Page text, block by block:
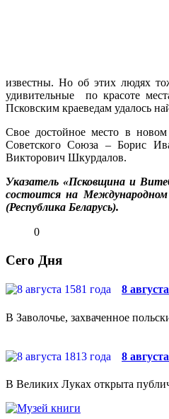
известны. Но об этих людях
удивительные по красоте
Псковским краеведам удалось
Свое достойное место в
Советского Союза – Борис
Викторович Шкурдалов.
Указатель «Псковщина и
состоится на Международном
(Республика Беларусь).
0
Сего Дня
8
В Заволочье, захваченное
8
В Великих Луках открыта